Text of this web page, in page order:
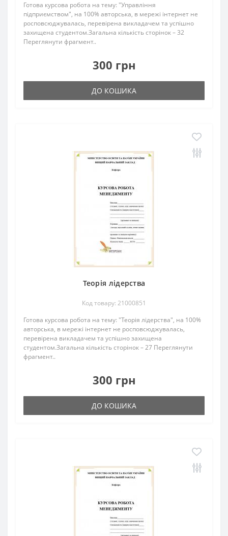
Готова курсова робота на тему: "Управління
підприємством", на 100% авторська, в мережі інтернет не
росповсюджувалась, перевірена викладачем та успішно
захищена студентом.Загальна кількість сторінок – 32
Переглянути фрагмент..
300 грн
ДО КОШИКА
Теорія лідерства
Код товару: 21000851
Готова курсова робота на тему: "Теорія лідерства", на 100%
авторська, в мережі інтернет не росповсюджувалась,
перевірена викладачем та успішно захищена
студентом.Загальна кількість сторінок – 27 Переглянути
фрагмент..
300 грн
ДО КОШИКА